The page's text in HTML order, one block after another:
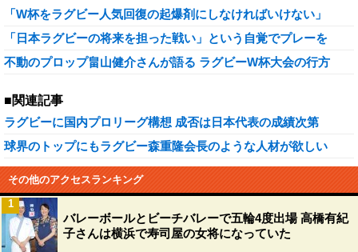
「W杯をラグビー人気回復の起爆剤にしなければいけない」
「日本ラグビーの将来を担った戦い」という自覚でプレーを
不動のプロップ畠山健介さんが語る ラグビーW杯大会の行方
■関連記事
ラグビーに国内プロリーグ構想 成否は日本代表の成績次第
球界のトップにもラグビー森重隆会長のような人材が欲しい
その他のアクセスランキング
バレーボールとビーチバレーで五輪4度出場 高橋有紀
子さんは横浜で寿司屋の女将になっていた
1